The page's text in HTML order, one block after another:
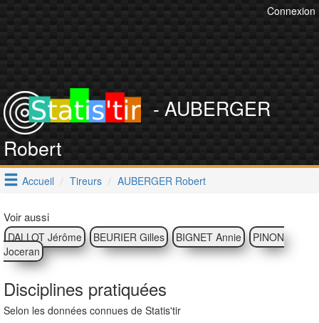
Connexion
- AUBERGER
Robert
Accueil Tireurs AUBERGER Robert
Voir aussi
DALLOT Jérôme BEURIER Gilles BIGNET Annie
PINON
Joceran
Disciplines pratiquées
Selon les données connues de Statis'tir